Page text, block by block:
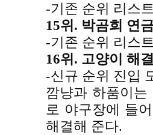
-기존 순위 리스
15위. 박곰희 연
-기존 순위 리스
16위. 고양이 해
-신규 순위 진입
깜냥과 하품이
로 야구장에 들
해결해 준다.